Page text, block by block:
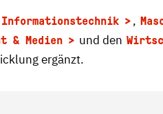
,
& Medien und den
ergänzt.